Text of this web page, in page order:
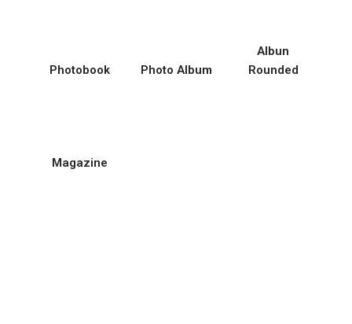
Photobook Photo Album
Albun
Rounded
Magazine